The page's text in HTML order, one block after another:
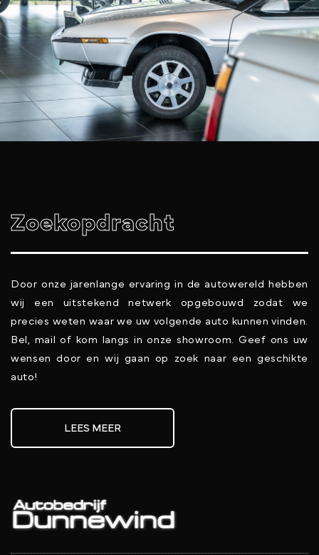
Zoekopdracht
Door onze jarenlange ervaring in de autowereld hebben
wij een uitstekend netwerk opgebouwd zodat we
precies weten waar we uw volgende auto kunnen vinden.
Bel, mail of kom langs in onze showroom. Geef ons uw
wensen door en wij gaan op zoek naar een geschikte
auto!
LEES MEER